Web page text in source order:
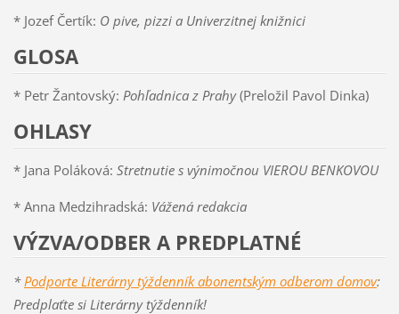
* Jozef Čertík: O pive, pizzi a Univerzitnej knižnici
GLOSA
* Petr Žantovský: Pohľadnica z Prahy(Preložil Pavol Dinka)
OHLASY
* Jana Poláková: Stretnutie s výnimočnou VIEROU BENKOVOU
* Anna Medzihradská: Vážená redakcia
VÝZVA/ODBER A PREDPLATNÉ
* Podporte Literárny týždenník abonentským odberom domov:
Predplaťte si Literárny týždenník!